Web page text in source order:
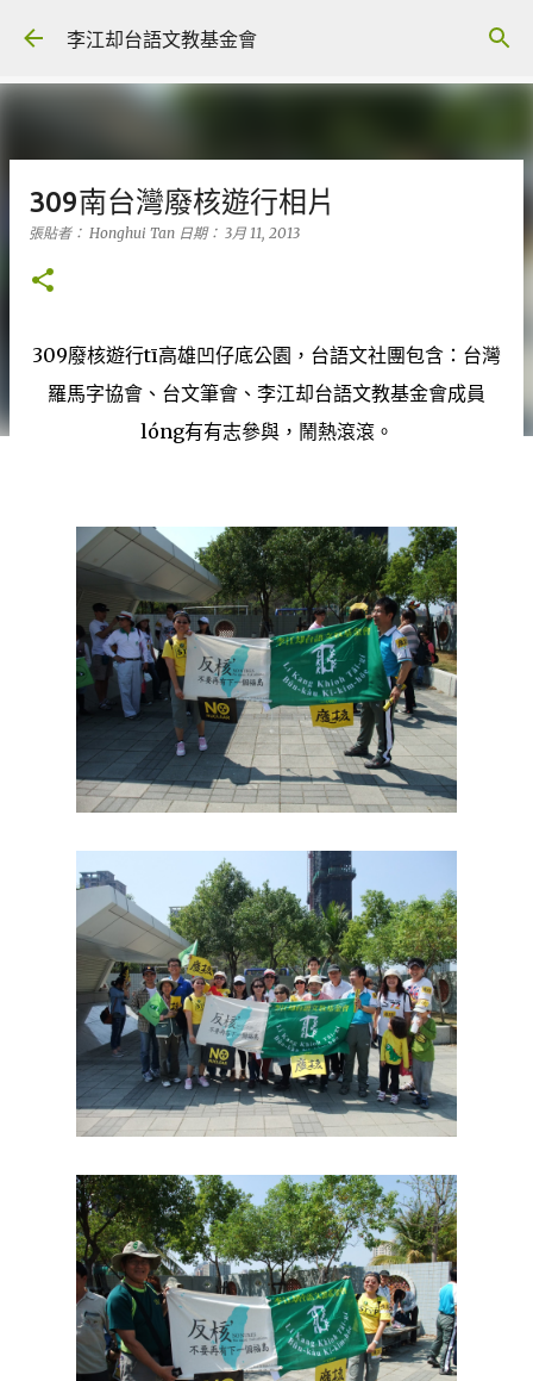
跳到主要內容
李江却台語文教基金會
309南台灣廢核遊行相片
張貼者： Honghui Tan 日期： 3月 11, 2013
309廢核遊行tī高雄凹仔底公園，台語文社團包含：台灣
羅馬字協會、台文筆會、李江却台語文教基金會成員
lóng有有志參與，鬧熱滾滾。